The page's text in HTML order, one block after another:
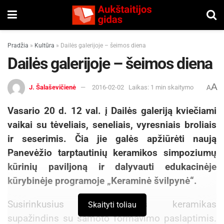
Pradžia » Kultūra » Dailės galerijoje – šeimos diena
Dailės galerijoje – šeimos diena
J. Šalaševičienė 2016-02-02 Laikas: 1 min skaitymo AA
Vasario 20 d. 12 val. į Dailės galeriją kviečiami
vaikai su tėveliais, seneliais, vyresniais broliais
ir seserimis. Čia jie galės apžiūrėti naują
Panevėžio tarptautinių keramikos simpoziumų
kūrinių paviljoną ir dalyvauti edukacinėje
kūrybinėje programoje „Keraminė švilpynė“.
Susirinkusius profesionalus keramikas
supažindins su šamoto formavimo paslaptimis.
Skaityti toliau